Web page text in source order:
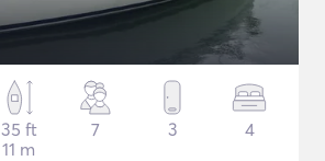
35 ft
11 m
7 3 4